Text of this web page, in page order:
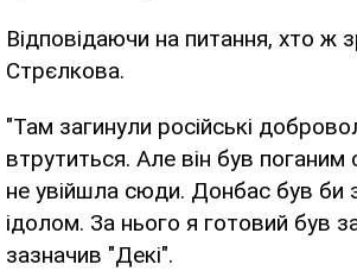
Відповідаючи на питання, хто ж
Стрєлкова.
"Там загинули російські
втрутиться. Але він був
не увійшла сюди. Донбас був би
ідолом. За нього я готовий був
зазначив "Декі".